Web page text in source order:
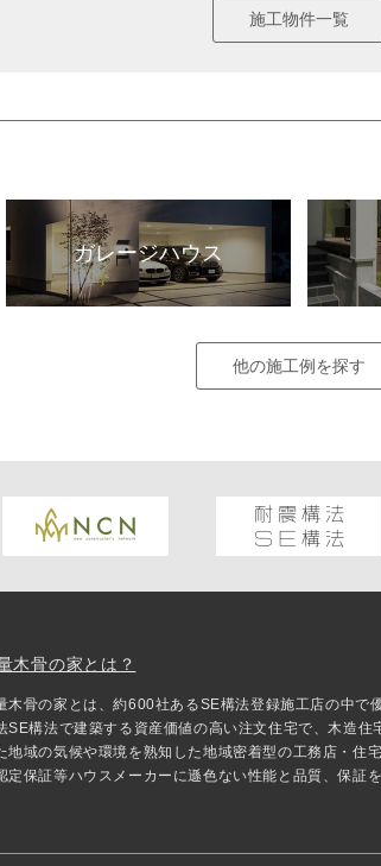
施工物件一覧
ガレージハウス
他の施工例を探す
木骨の家とは？
木骨の家とは、約600社あるSE構法登録施工店の中で
SE構法で建築する資産価値の高い注文住宅で、木造
地域の気候や環境を熟知した地域密着型の工務店・住
定保証等ハウスメーカーに遜色ない性能と品質、保証